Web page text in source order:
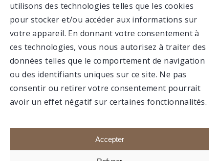
utilisons des technologies telles que les cookies
pour stocker et/ou accéder aux informations sur
votre appareil. En donnant votre consentement à
ces technologies, vous nous autorisez à traiter des
données telles que le comportement de navigation
ou des identifiants uniques sur ce site. Ne pas
consentir ou retirer votre consentement pourrait
avoir un effet négatif sur certaines fonctionnalités.
Accepter
VALCARTIER
MUSÉE
Faire un don Portail membre